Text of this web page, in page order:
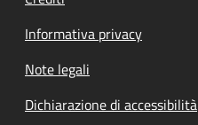
Informativa privacy
Note legali
Dichiarazione di accessibilità